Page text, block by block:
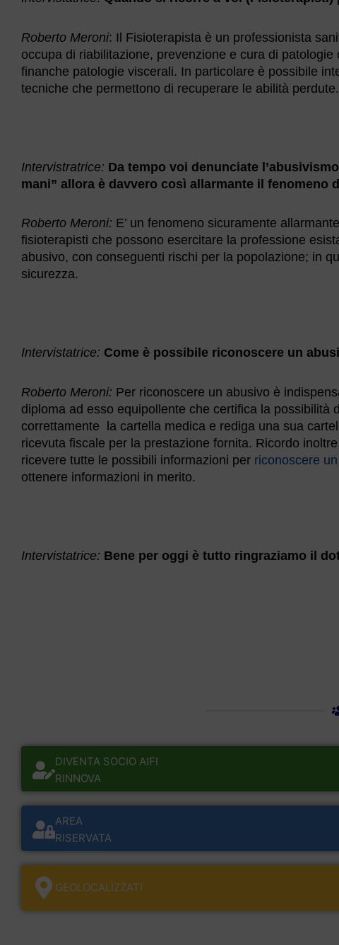
Roberto Meroni: Il Fisioterapista è un professionista
occupa di riabilitazione, prevenzione e cura di
finanche patologie viscerali. In particolare è possibile
tecniche che permettono di recuperare le abilità perdute.
Intervistratrice: Da tempo voi denunciate
mani” allora è davvero così allarmante il fenomeno
Roberto Meroni: E’ un fenomeno sicuramente
fisioterapisti che possono esercitare la professione
abusivo, con conseguenti rischi per la popolazione; in
sicurezza.
Intervistatrice: Come è possibile riconoscere un
Roberto Meroni: Per riconoscere un abusivo è
diploma ad esso equipollente che certifica la possibilità
correttamente la cartella medica e rediga una sua
ricevuta fiscale per la prestazione fornita. Ricordo
ricevere tutte le possibili informazioni per riconoscere
ottenere informazioni in merito.
Intervistatrice: Bene per oggi è tutto ringraziamo il
DIVENTA SOCIO AIFI
RINNOVA
AREA
RISERVATA
GEOLOCALÌZZATI